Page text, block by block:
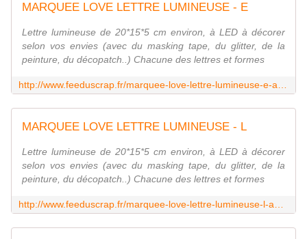
MARQUEE LOVE LETTRE LUMINEUSE - E
Lettre lumineuse de 20*15*5 cm environ, à LED à décorer
selon vos envies (avec du masking tape, du glitter, de la
peinture, du décopatch..) Chacune des lettres et formes
MARQUEE LOVE LETTRE LUMINEUSE - L
Lettre lumineuse de 20*15*5 cm environ, à LED à décorer
selon vos envies (avec du masking tape, du glitter, de la
peinture, du décopatch..) Chacune des lettres et formes